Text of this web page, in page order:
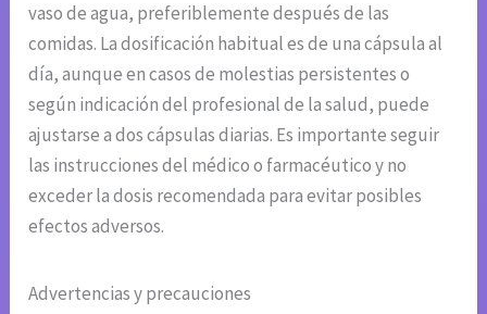
vaso de agua, preferiblemente después de las
comidas. La dosificación habitual es de una cápsula al
día, aunque en casos de molestias persistentes o
según indicación del profesional de la salud, puede
ajustarse a dos cápsulas diarias. Es importante seguir
las instrucciones del médico o farmacéutico y no
exceder la dosis recomendada para evitar posibles
efectos adversos.
Advertencias y precauciones